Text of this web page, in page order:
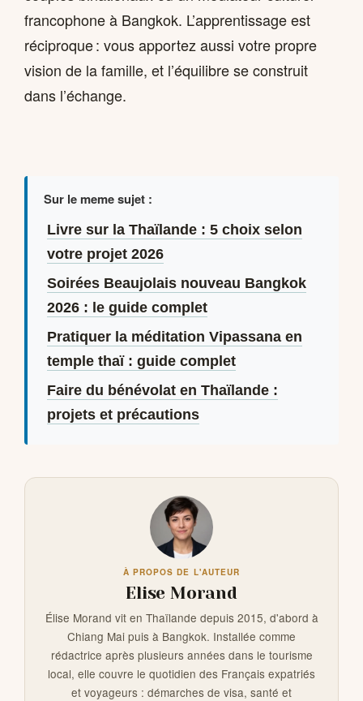
francophone à Bangkok. L’apprentissage est
réciproque : vous apportez aussi votre propre
vision de la famille, et l’équilibre se construit
dans l’échange.
Sur le meme sujet :
Livre sur la Thaïlande : 5 choix selon
votre projet 2026
Soirées Beaujolais nouveau Bangkok
2026 : le guide complet
Pratiquer la méditation Vipassana en
temple thaï : guide complet
Faire du bénévolat en Thaïlande :
projets et précautions
À PROPOS DE L'AUTEUR
Elise Morand
Élise Morand vit en Thaïlande depuis 2015, d'abord à
Chiang Mai puis à Bangkok. Installée comme
rédactrice après plusieurs années dans le tourisme
local, elle couvre le quotidien des Français expatriés
et voyageurs : démarches de visa, santé et